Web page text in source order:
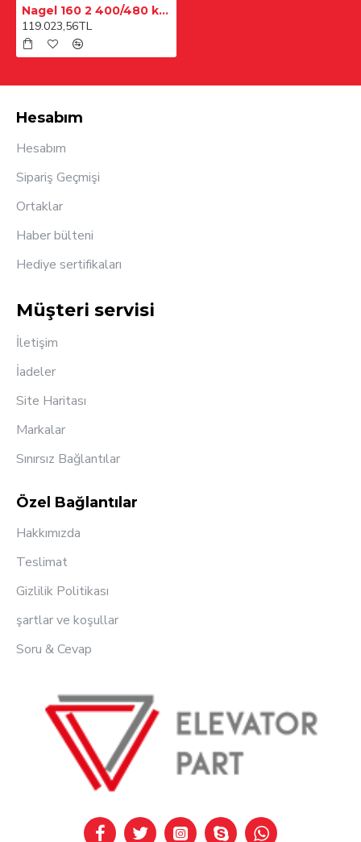
Nagel 160 2 400/480 kg 320 Kasnak
119.023,56TL
Hesabım
Hesabım
Sipariş Geçmişi
Ortaklar
Haber bülteni
Hediye sertifikaları
Müşteri servisi
İletişim
İadeler
Site Haritası
Markalar
Sınırsız Bağlantılar
Özel Bağlantılar
Hakkımızda
Teslimat
Gizlilik Politikası
şartlar ve koşullar
Soru & Cevap